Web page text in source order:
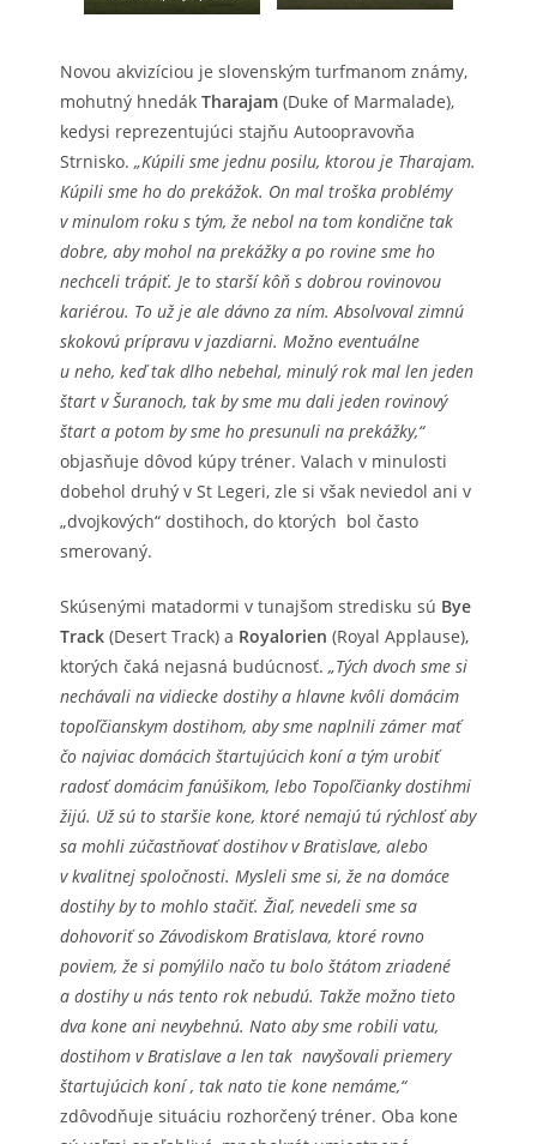
Novou akvizíciou je slovenským turfmanom známy,
mohutný hnedák Tharajam (Duke of Marmalade),
kedysi reprezentujúci stajňu Autoopravovňa
Strnisko. „Kúpili sme jednu posilu, ktorou je Tharajam.
Kúpili sme ho do prekážok. On mal troška problémy
v minulom roku s tým, že nebol na tom kondične tak
dobre, aby mohol na prekážky a po rovine sme ho
nechceli trápiť. Je to starší kôň s dobrou rovinovou
kariérou. To už je ale dávno za ním. Absolvoval zimnú
skokovú prípravu v jazdiarni. Možno eventuálne
u neho, keď tak dlho nebehal, minulý rok mal len jeden
štart v Šuranoch, tak by sme mu dali jeden rovinový
štart a potom by sme ho presunuli na prekážky,“
objasňuje dôvod kúpy tréner. Valach v minulosti
dobehol druhý v St Legeri, zle si však neviedol ani v
„dvojkových“ dostihoch, do ktorých bol často
smerovaný.
Skúsenými matadormi v tunajšom stredisku sú Bye
Track (Desert Track) a Royalorien (Royal Applause),
ktorých čaká nejasná budúcnosť. „Tých dvoch sme si
nechávali na vidiecke dostihy a hlavne kvôli domácim
topoľčianskym dostihom, aby sme naplnili zámer mať
čo najviac domácich štartujúcich koní a tým urobiť
radosť domácim fanúšikom, lebo Topoľčianky dostihmi
žijú. Už sú to staršie kone, ktoré nemajú tú rýchlosť aby
sa mohli zúčastňovať dostihov v Bratislave, alebo
v kvalitnej spoločnosti. Mysleli sme si, že na domáce
dostihy by to mohlo stačiť. Žiaľ, nevedeli sme sa
dohovoriť so Závodiskom Bratislava, ktoré rovno
poviem, že si pomýlilo načo tu bolo štátom zriadené
a dostihy u nás tento rok nebudú. Takže možno tieto
dva kone ani nevybehnú. Nato aby sme robili vatu,
dostihom v Bratislave a len tak navyšovali priemery
štartujúcich koní , tak nato tie kone nemáme,“
zdôvodňuje situáciu rozhorčený tréner. Oba kone